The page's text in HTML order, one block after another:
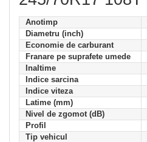
Anotimp
Diametru (inch)
Economie de carburant
Franare pe suprafete umede
Inaltime
Indice sarcina
Indice viteza
Latime (mm)
Nivel de zgomot (dB)
Profil
Tip vehicul